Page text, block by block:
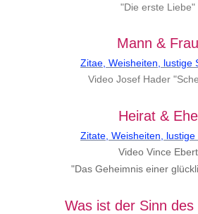
"Die erste Liebe"
Mann & Frau
Zitae, Weisheiten, lustige
Video Josef Hader
Heirat & Ehe
Zitate, Weisheiten, lustige
Video Vince Ebert
"Das Geheimnis einer
Was ist der Sinn des